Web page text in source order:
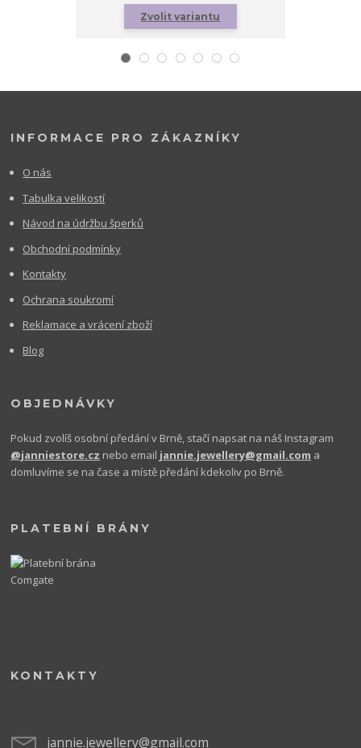
Zvolit variantu
INFORMACE PRO ZÁKAZNÍKY
O nás
Tabulka velikostí
Návod na údržbu šperků
Obchodní podmínky
Kontakty
Ochrana soukromí
Reklamace a vrácení zboží
Blog
OBJEDNÁVKY
Pokud zvolíš osobní předání v Brně, stačí napsat na náš Instagram
@janniestore.cz nebo email jannie.jewellery@gmail.com a
domluvíme se na čase a místě předání kdekoliv po Brně.
PLATEBNÍ BRÁNY
KONTAKTY
jannie.jewellery@gmail.com